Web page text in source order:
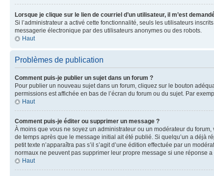
Lorsque je clique sur le lien de courriel d’un utilisateur, il m’est
Si l’administrateur a activé cette fonctionnalité, seuls les utilisateurs
messagerie électronique par des utilisateurs anonymes ou des robots.
Haut
Problèmes de publication
Comment puis-je publier un sujet dans un forum ?
Pour publier un nouveau sujet dans un forum, cliquez sur le bouton
permissions est affichée en bas de l’écran du forum ou du sujet. Par
Haut
Comment puis-je éditer ou supprimer un message ?
À moins que vous ne soyez un administrateur ou un modérateur du
de temps après que le message initial ait été publié. Si quelqu’un a déjà
petit texte n’apparaîtra pas s’il s’agit d’une édition effectuée par un
normaux ne peuvent pas supprimer leur propre message si une réponse a
Haut